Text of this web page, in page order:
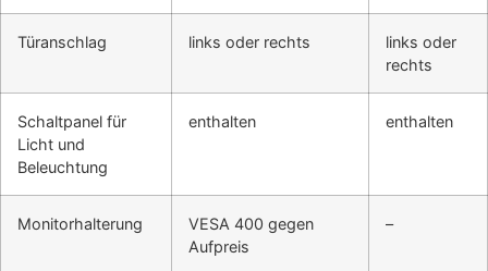
Türanschlag links oder rechts
links oder
rechts
Schaltpanel für
Licht und
Beleuchtung
enthalten enthalten
Monitorhalterung
VESA 400 gegen
Aufpreis
–